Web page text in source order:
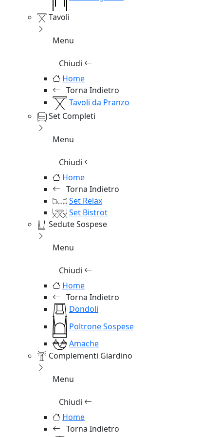
Tavoli
Menu
Chiudi
Home
Torna Indietro
Tavoli da Pranzo
Set Completi
Menu
Chiudi
Home
Torna Indietro
Set Relax
Set Bistrot
Sedute Sospese
Menu
Chiudi
Home
Torna Indietro
Dondoli
Poltrone Sospese
Amache
Complementi Giardino
Menu
Chiudi
Home
Torna Indietro